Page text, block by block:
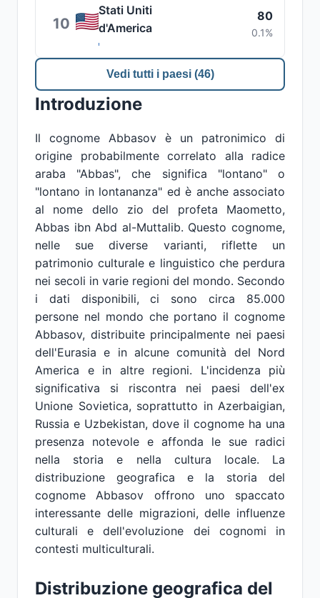
10
Stati Uniti
d'America
80
0.1%
Vedi tutti i paesi (46)
Introduzione
Il cognome Abbasov è un patronimico di
origine probabilmente correlato alla radice
araba "Abbas", che significa "lontano" o
"lontano in lontananza" ed è anche associato
al nome dello zio del profeta Maometto,
Abbas ibn Abd al-Muttalib. Questo cognome,
nelle sue diverse varianti, riflette un
patrimonio culturale e linguistico che perdura
nei secoli in varie regioni del mondo. Secondo
i dati disponibili, ci sono circa 85.000
persone nel mondo che portano il cognome
Abbasov, distribuite principalmente nei paesi
dell'Eurasia e in alcune comunità del Nord
America e in altre regioni. L'incidenza più
significativa si riscontra nei paesi dell'ex
Unione Sovietica, soprattutto in Azerbaigian,
Russia e Uzbekistan, dove il cognome ha una
presenza notevole e affonda le sue radici
nella storia e nella cultura locale. La
distribuzione geografica e la storia del
cognome Abbasov offrono uno spaccato
interessante delle migrazioni, delle influenze
culturali e dell'evoluzione dei cognomi in
contesti multiculturali.
Distribuzione geografica del